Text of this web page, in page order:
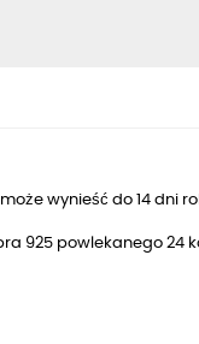
wynieść do 14 dni
925 powlekanego 24